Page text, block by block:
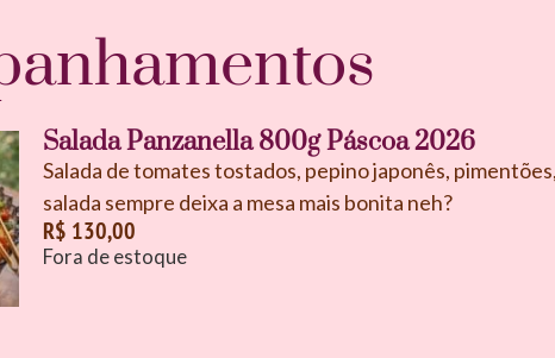
Salada Panzanella 800g Páscoa 2026
Salada de tomates tostados, pepino japonês,
salada sempre deixa a mesa mais bonita neh?
R$ 130,00
Fora de estoque